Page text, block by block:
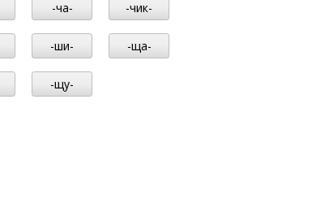
-ча- -чик-
-ши- -ща-
-щу-